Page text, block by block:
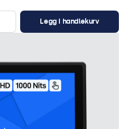
Legg i handlekurv